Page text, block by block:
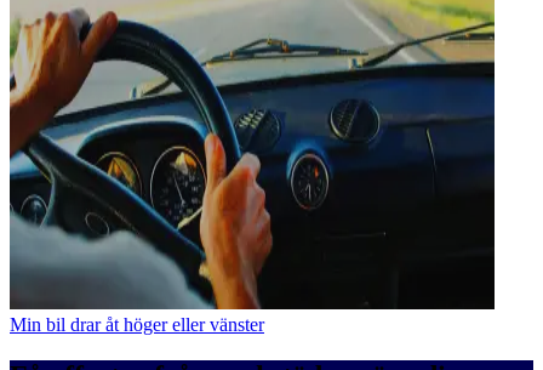
Min bil drar åt höger eller vänster